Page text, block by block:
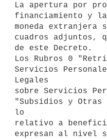
La apertura por
financiamiento y
moneda extranjera
cuadros adjuntos,
de este Decreto.
Los Rubros 0
Servicios
Legales
sobre Servicios
"Subsidios y Otras
lo
relativo a
expresan al nivel